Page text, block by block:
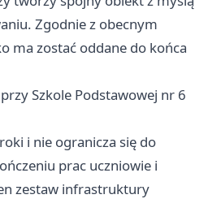
Zgodnie z obecnym
ma zostać oddane do końca
Szkole Podstawowej nr 6
i nie ogranicza się do
prac uczniowie i
zestaw infrastruktury